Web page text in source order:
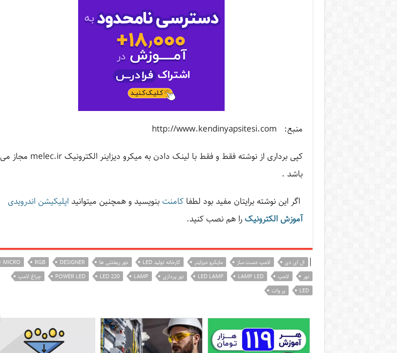
منبع: http://www.kendinyapsitesi.com
کپی برداری از نوشته فقط و فقط با لینک دادن به میکرو دیزاینر الکترونیک melec.ir مجاز می
باشد .
اگر این نوشته‌ برایتان مفید بود لطفاکامنت بنویسید و همچنین میتوانید اپلیکیشن اندرویدی
آموزش الکترونیک را هم نصب کنید.
| ال ای دی لامپ دست ساز مایکرو دیزاینر کارخانه تولید LED دور ریختنی ها DESIGNER
RGB
MICRO
نور
لامپ LAMP LED
LED LAMP نور پردازی LAMP
220 LED
POWER LED
چراغ لامپ
LED
پر وات